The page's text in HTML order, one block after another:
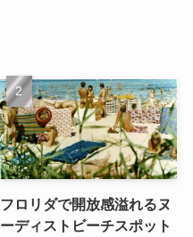
フロリダで開放感溢れるヌ
ーディストビーチスポット